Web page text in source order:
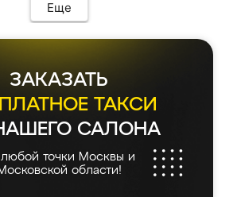
Еще
ЗАКАЗАТЬ
ТАКСИ
САЛОНА
точки Москвы и
области!